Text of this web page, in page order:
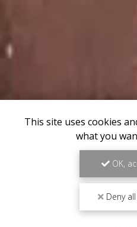
This site uses cookies
what you
OK,
Deny